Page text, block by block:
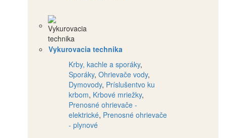
Vykurovacia technika
Krby, kachle a sporáky,
Sporáky, Ohrievače vody,
Dymovody, Príslušentvo ku
krbom, Krbové mriežky,
Prenosné ohrievače -
elektrické, Prenosné ohrievače
- plynové